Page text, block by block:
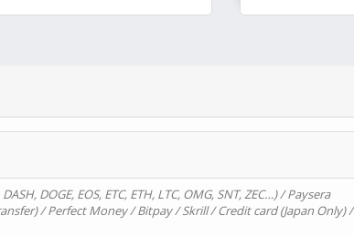
DOGE, EOS, ETC, ETH, LTC, OMG, SNT, ZEC…) / Paysera
/ Perfect Money / Bitpay / Skrill / Credit card (Japan Only) /